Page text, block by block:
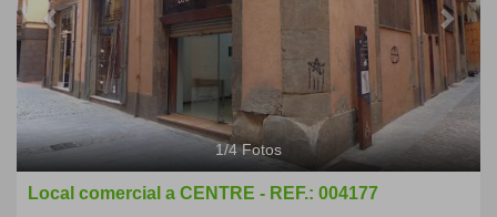
1/4Fotos
Local comercial a CENTRE - REF.: 004177